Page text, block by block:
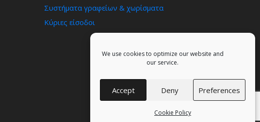
We use cookies to optimize our website and
our service.
Accept Deny Preferences
Cookie Policy
Συστήματα γραφείων & χωρίσματα
Κύριες είσοδοι